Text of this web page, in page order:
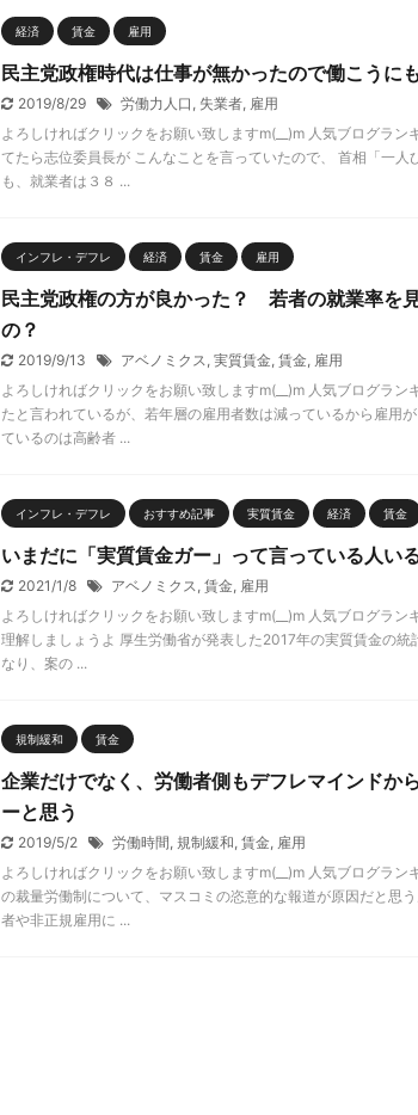
経済 賃金 雇用
民主党政権時代は仕事が無かったので働こうに
2019/8/29 労働力人口 , 失業者, 雇用
よろしければクリックをお願い致しますm(__)m 人気ブログラン
てたら志位委員長が こんなことを言っていたので、 首相「一人
も、就業者は３８ ...
インフレ・デフレ 経済 賃金 雇用
民主党政権の方が良かった？ 若者の就業率を
の？
2019/9/13 アベノミクス, 実質賃金, 賃金, 雇用
よろしければクリックをお願い致しますm(__)m 人気ブログラ
たと言われているが、若年層の雇用者数は減っているから雇用
ているのは高齢者 ...
インフレ・デフレ おすすめ記事 実質賃金 経済 賃金
いまだに「実質賃金ガー」って言っている人い
2021/1/8 アベノミクス, 賃金, 雇用
よろしければクリックをお願い致しますm(__)m 人気ブログラン
理解しましょうよ 厚生労働省が発表した2017年の実質賃金の統
なり、案の ...
規制緩和 賃金
企業だけでなく、労働者側もデフレマインドか
ーと思う
2019/5/2 労働時間, 規制緩和, 賃金, 雇用
よろしければクリックをお願い致しますm(__)m 人気ブログラ
の裁量労働制について、マスコミの恣意的な報道が原因だと思
者や非正規雇用に ...